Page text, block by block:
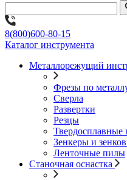
8(800)600-80-15
Каталог инструмента
Металлорежущий
Фрезы по
Сверла
Развертки
Резцы
Твердосплавные
Зенкеры и
Ленточные пилы
Станочная оснастка